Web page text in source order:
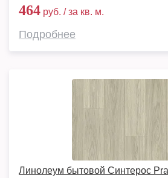
464 руб. / за кв. м.
Подробнее
Линолеум бытовой Синтерос